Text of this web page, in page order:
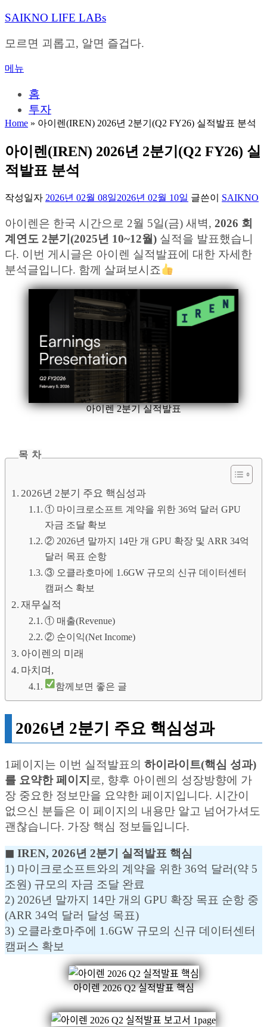
내
으
바
SAIKNO LIFE LABs
모르면 괴롭고, 알면 즐겁다.
메뉴
홈
투자
Home » 아이렌(IREN) 2026년 2분기(Q2 FY26) 실적발표 분석
아이렌(IREN) 2026년 2분기(Q2 FY26) 실
적발표 분석
작성일자 2026년 02월 08일2026년 02월 10일 글쓴이 SAIKNO
아이렌은 한국 시간으로 2월 5일(금) 새벽, 2026 회
계연도 2분기(2025년 10~12월) 실적을 발표했습니
다. 이번 게시글은 아이렌 실적발표에 대한 자세한
분석글입니다. 함께 살펴보시죠
아이렌 2분기 실적발표
목 차
2026년 2분기 주요 핵심성과
① 마이크로소프트 계약을 위한 36억 달러 GPU
자금 조달 확보
② 2026년 말까지 14만 개 GPU 확장 및 ARR 34억
달러 목표 순항
③ 오클라호마에 1.6GW 규모의 신규 데이터센터
캠퍼스 확보
재무실적
① 매출(Revenue)
② 순이익(Net Income)
아이렌의 미래
마치며,
함께보면 좋은 글
2026년 2분기 주요 핵심성과
1페이지는 이번 실적발표의 하이라이트(핵심 성과)
를 요약한 페이지 로, 향후 아이렌의 성장방향에 가
장 중요한 정보만을 요약한 페이지입니다. 시간이
없으신 분들은 이 페이지의 내용만 알고 넘어가셔도
괜찮습니다. 가장 핵심 정보들입니다.
◼︎ IREN, 2026년 2분기 실적발표 핵심
1) 마이크로소프트와의 계약을 위한 36억 달러(약 5
조원) 규모의 자금 조달 완료
2) 2026년 말까지 14만 개의 GPU 확장 목표 순항 중
(ARR 34억 달러 달성 목표)
3) 오클라호마주에 1.6GW 규모의 신규 데이터센터
캠퍼스 확보
아이렌 2026 Q2 실적발표 핵심